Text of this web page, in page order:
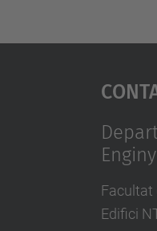
Facultat
Edifici